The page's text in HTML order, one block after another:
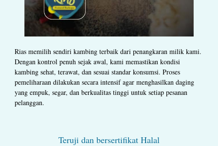
Rias memilih sendiri kambing terbaik dari penangkaran milik kami.
Dengan kontrol penuh sejak awal, kami memastikan kondisi
kambing sehat, terawat, dan sesuai standar konsumsi. Proses
pemeliharaan dilakukan secara intensif agar menghasilkan daging
yang empuk, segar, dan berkualitas tinggi untuk setiap pesanan
pelanggan.
Teruji dan bersertifikat Halal